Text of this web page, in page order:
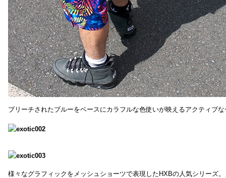
ブリーチされたブルーをベースにカラフルな色使いが映えるアクティブ
様々なグラフィックをメッシュショーツで表現したHXBの人気シリーズ。